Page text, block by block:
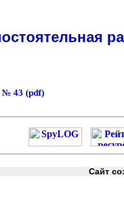
№ 43 (pdf)
Сайт